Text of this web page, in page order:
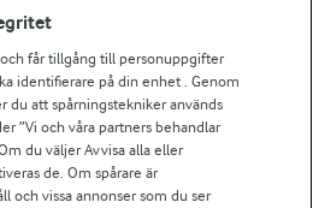
får tillgång till personuppgifter
identifierare på din enhet . Genom
du att spårningstekniker används
”Vi och våra partners behandlar
du väljer Avvisa alla eller
de. Om spårare är
och vissa annonser som du ser